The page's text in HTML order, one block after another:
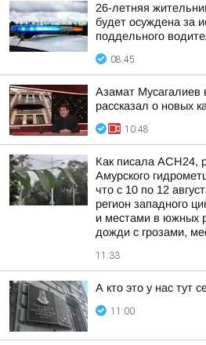
26-летняя
будет осуждена за
поддельного
08:45
Азамат
рассказал о новых
10:48
Как писала АСН24,
Амурского
что с 10 по 12
регион западного
и местами в южных
дожди с грозами,
11:33
А кто это у нас тут
11:00